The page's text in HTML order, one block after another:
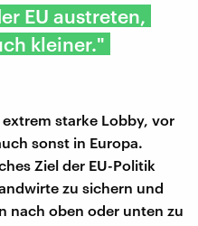
EU austreten,
kleiner."
starke Lobby, vor
sonst in Europa.
Ziel der EU-Politik
zu sichern und
nach oben oder unten zu